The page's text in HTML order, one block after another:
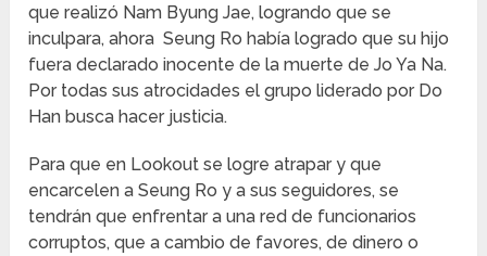
que realizó Nam Byung Jae, logrando que se
inculpara, ahora Seung Ro había logrado que su hijo
fuera declarado inocente de la muerte de Jo Ya Na.
Por todas sus atrocidades el grupo liderado por Do
Han busca hacer justicia.
Para que en Lookout se logre atrapar y que
encarcelen a Seung Ro y a sus seguidores, se
tendrán que enfrentar a una red de funcionarios
corruptos, que a cambio de favores, de dinero o